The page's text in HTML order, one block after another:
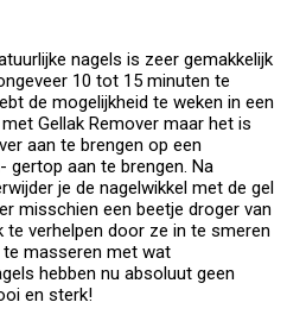
nagels is zeer gemakkelijk
10 tot 15 minuten te
de mogelijkheid te weken in een
Gellak Remover maar het is
aan te brengen op een
gertop aan te brengen. Na
je de nagelwikkel met de gel
misschien een beetje droger van
verhelpen door ze in te smeren
masseren met wat
hebben nu absoluut geen
en sterk!